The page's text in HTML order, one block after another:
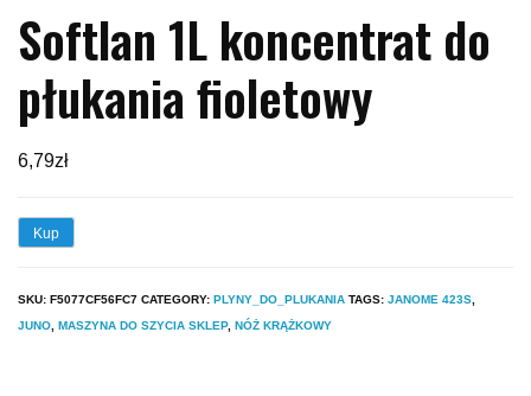
Softlan 1L koncentrat do
płukania fioletowy
6,79zł
Kup
SKU: F5077CF56FC7 CATEGORY: PLYNY_DO_PLUKANIA TAGS: JANOME 423S
JUNO MASZYNA DO SZYCIA SKLEP, NÓŻ KRĄŻKOWY